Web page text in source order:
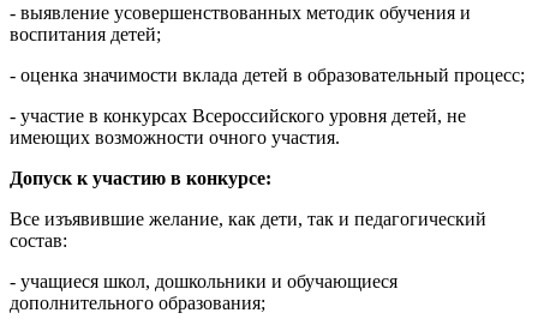
- выявление усовершенствованных методик обучения и
воспитания детей;
- оценка значимости вклада детей в образовательный процесс;
- участие в конкурсах Всероссийского уровня детей, не
имеющих возможности очного участия.
Допуск к участию в конкурсе:
Все изъявившие желание, как дети, так и педагогический
состав:
- учащиеся школ, дошкольники и обучающиеся
дополнительного образования;